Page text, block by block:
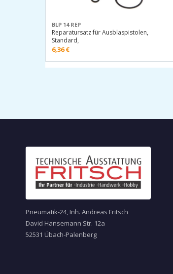
BLP 14 REP
Reparatursatz für Ausblaspistolen,
Standard,
6,36€
Pneumatik-24, Inh. Andreas Fritsch
David Hansemann Str. 12a
52531 Übach-Palenberg